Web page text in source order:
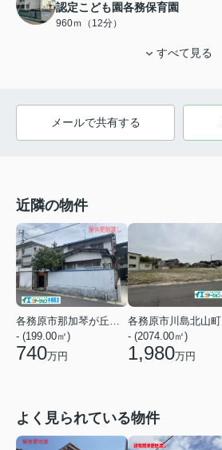
認定こども園各務保育園
960ｍ（12分）
すべて見る
メールで共有する
近隣の物件
各務原市那加琴が丘町１丁目
- (199.00㎡)
740万円
各務原市川島北山町
- (2074.00㎡)
1,980万円
よく見られている物件